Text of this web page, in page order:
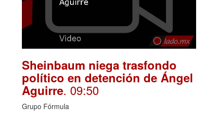
Sheinbaum niega trasfondo
político en detención de Ángel
Aguirre. 09:50
Grupo Fórmula